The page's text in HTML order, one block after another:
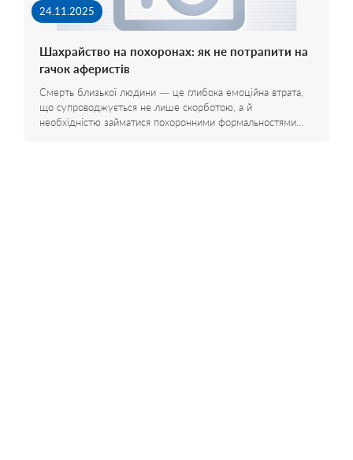
24.11.2025
Шахрайство на похоронах: як не потрапити на
гачок аферистів
Смерть близької людини — це глибока емоційна втрата,
що супроводжується не лише скорботою, а й
необхідністю займатися похоронними формальностями…